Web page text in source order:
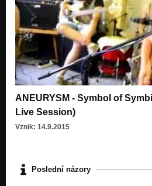
ANEURYSM - Symbol of
Live Session)
Vznik: 14.9.2015
Poslední názory